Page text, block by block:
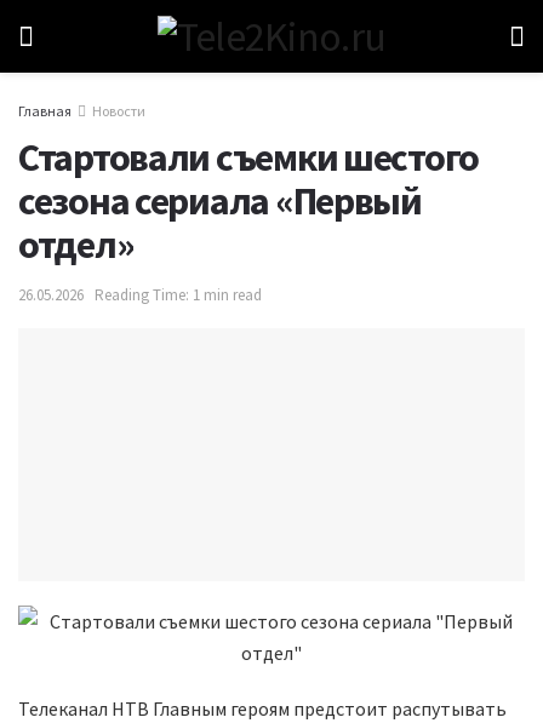
Главная Новости
Стартовали съемки шестого
сезона сериала «Первый
отдел»
26.05.2026 Reading Time: 1 min read
Телеканал НТВ Главным героям предстоит распутывать